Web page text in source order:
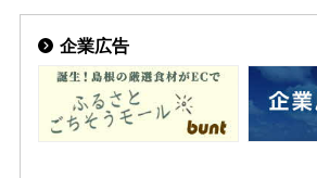
企業広告